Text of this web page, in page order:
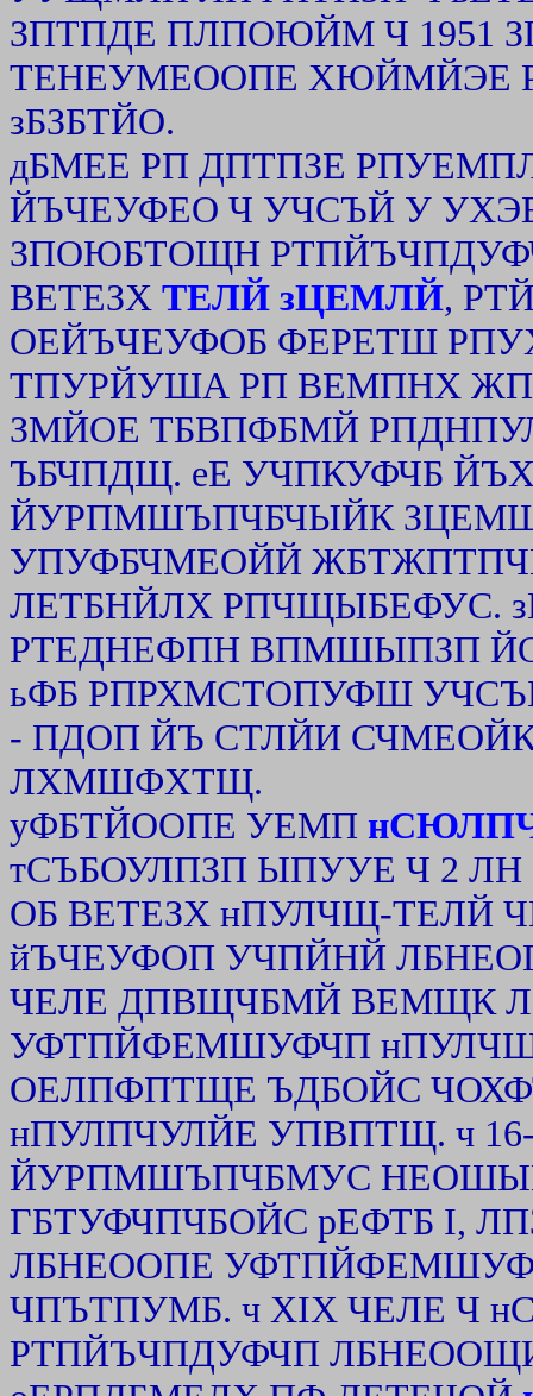
ЗПТПДЕ ПЛПОЮЙМ Ч 1951
ТЕНЕУМЕООПЕ ХЮЙМЙЭЕ
зБЗБТЙО.
дБМЕЕ РП ДПТПЗЕ
ЙЪЧЕУФЕО Ч УЧСЪЙ У
ЗПОЮБТОЩН
ВЕТЕЗХ ТЕЛЙ зЦЕМЛЙ,
ОЕЙЪЧЕУФОБ ФЕРЕТШ
ТПУРЙУША РП ВЕМПНХ
ЗМЙОЕ ТБВПФБМЙ
ЪБЧПДЩ. еЕ УЧПКУФЧБ
ЙУРПМШЪПЧБЧЫЙК
УПУФБЧМЕОЙЙ
ЛЕТБНЙЛХ РПЧЩЫБЕФУС.
РТЕДНЕФПН ВПМШЫПЗП
ьФБ РПРХМСТОПУФШ
- ПДОП ЙЪ СТЛЙИ
ЛХМШФХТЩ.
уФБТЙООПЕ УЕМП
тСЪБОУЛПЗП ЫПУУЕ Ч 2
ОБ ВЕТЕЗХ нПУЛЧЩ-ТЕЛЙ
йЪЧЕУФОП УЧПЙНЙ
ЧЕЛЕ ДПВЩЧБМЙ ВЕМЩК
УФТПЙФЕМШУФЧП
ОЕЛПФПТЩЕ ЪДБОЙС
нПУЛПЧУЛЙЕ УПВПТЩ. ч
ЙУРПМШЪПЧБМУС
ГБТУФЧПЧБОЙС рЕФТБ I,
ЛБНЕООПЕ
ЧПЪТПУМБ. ч XIX ЧЕЛЕ Ч
РТПЙЪЧПДУФЧП